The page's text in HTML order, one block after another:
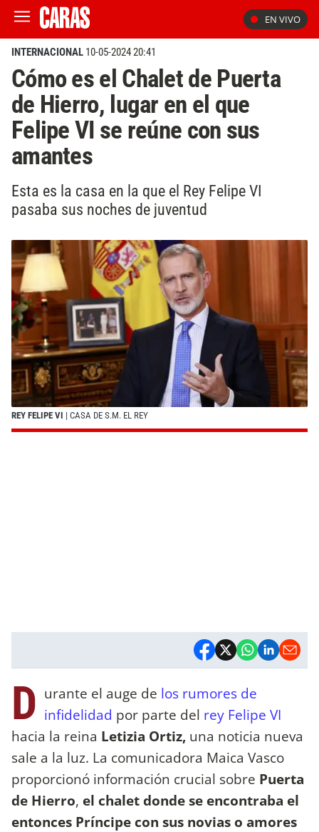
EN VIVO
INTERNACIONAL 10-05-2024 20:41
Cómo es el Chalet de Puerta
de Hierro, lugar en el que
Felipe VI se reúne con sus
amantes
Esta es la casa en la que el Rey Felipe VI
pasaba sus noches de juventud
REY FELIPE VI | CASA DE S.M. EL REY
D urante el auge de los rumores de
infidelidad por parte del rey Felipe VI
hacia la reina Letizia Ortiz, una noticia nueva
sale a la luz. La comunicadora Maica Vasco
proporcionó información crucial sobre Puerta
de Hierro, el chalet donde se encontraba el
entonces Príncipe con sus novias o amores